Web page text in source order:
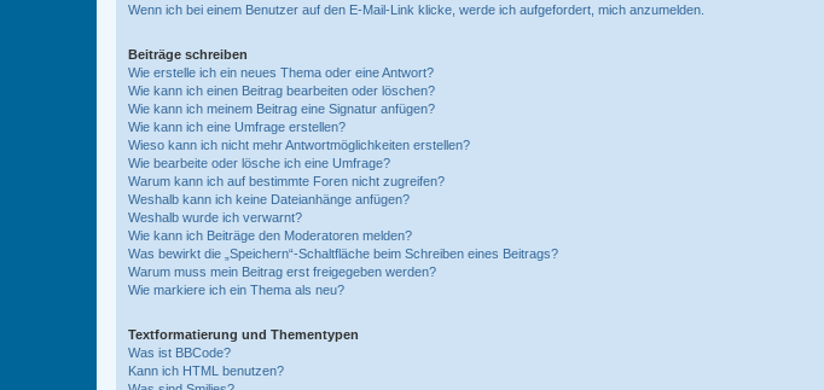
Wenn ich bei einem Benutzer auf den E-Mail-Link klicke, werde ich aufgefordert, mich anzumelden.
Beiträge schreiben
Wie erstelle ich ein neues Thema oder eine Antwort?
Wie kann ich einen Beitrag bearbeiten oder löschen?
Wie kann ich meinem Beitrag eine Signatur anfügen?
Wie kann ich eine Umfrage erstellen?
Wieso kann ich nicht mehr Antwortmöglichkeiten erstellen?
Wie bearbeite oder lösche ich eine Umfrage?
Warum kann ich auf bestimmte Foren nicht zugreifen?
Weshalb kann ich keine Dateianhänge anfügen?
Weshalb wurde ich verwarnt?
Wie kann ich Beiträge den Moderatoren melden?
Was bewirkt die „Speichern“-Schaltfläche beim Schreiben eines Beitrags?
Warum muss mein Beitrag erst freigegeben werden?
Wie markiere ich ein Thema als neu?
Textformatierung und Thementypen
Was ist BBCode?
Kann ich HTML benutzen?